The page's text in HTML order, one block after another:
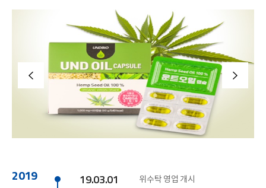
2019 19.03.01 위수탁 영업 개시